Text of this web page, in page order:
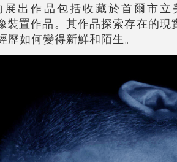
展出作品包括收藏於首爾市
裝置作品。其作品探索存在的
歷如何變得新鮮和陌生。